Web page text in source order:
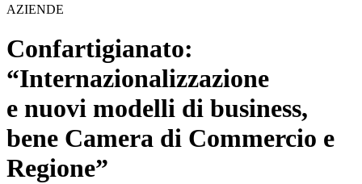
AZIENDE
Confartigianato:
“Internazionalizzazione
e nuovi modelli di business,
bene Camera di Commercio e
Regione”